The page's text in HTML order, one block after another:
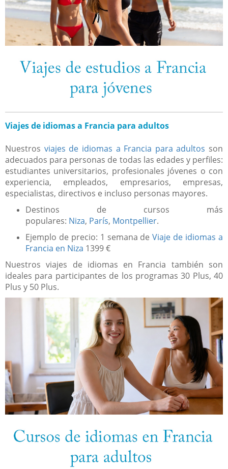
Viajes de idiomas a Francia para adultos
Nuestros viajes de idiomas a Francia para adultos son
adecuados para personas de todas las edades y perfiles:
estudiantes universitarios, profesionales jóvenes o con
experiencia, empleados, empresarios, empresas,
especialistas, directivos e incluso personas mayores.
Destinos de cursos más
populares: Niza, París, Montpellier.
Ejemplo de precio: 1 semana deViaje de idiomas a
Francia en Niza 1399 €
Nuestros viajes de idiomas en Francia también son
ideales para participantes de los programas 30 Plus, 40
Plus y 50 Plus.